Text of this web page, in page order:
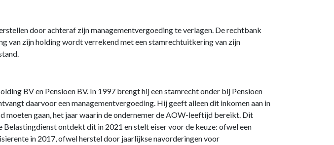
door achteraf zijn managementvergoeding te verlagen. De rechtbank
van zijn holding wordt verrekend met een stamrechtuitkering van zijn
BV en Pensioen BV. In 1997 brengt hij een stamrecht onder bij Pensioen
daarvoor een managementvergoeding. Hij geeft alleen dit inkomen aan in
gaan, het jaar waarin de ondernemer de AOW-leeftijd bereikt. Dit
ontdekt dit in 2021 en stelt eiser voor de keuze: ofwel een
in 2017, ofwel herstel door jaarlijkse navorderingen voor